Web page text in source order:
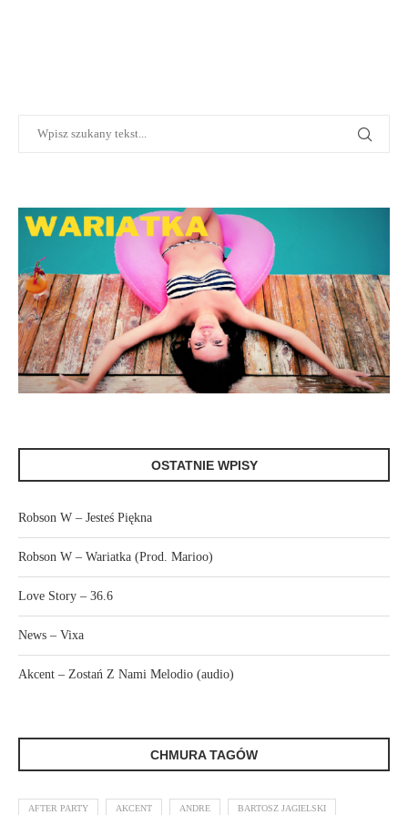
OSTATNIE WPISY
Robson W – Jesteś Piękna
Robson W – Wariatka (Prod. Marioo)
Love Story – 36.6
News – Vixa
Akcent – Zostań Z Nami Melodio (audio)
CHMURA TAGÓW
AFTER PARTY AKCENT ANDRE BARTOSZ JAGIELSKI